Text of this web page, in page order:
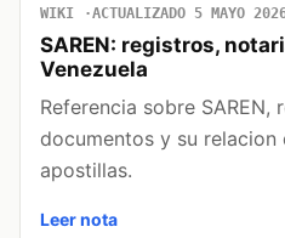
WIKI ACTUALIZADO 5 MAYO
SAREN: registros,
Venezuela
Referencia sobre SAREN,
documentos y su
apostillas.
Leer nota